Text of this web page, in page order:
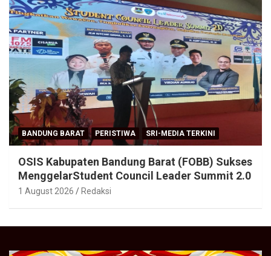
BANDUNG BARAT PERISTIWA SRI-MEDIA TERKINI
OSIS Kabupaten Bandung Barat (FOBB) Sukses
MenggelarStudent Council Leader Summit 2.0
1 August 2026 Redaksi